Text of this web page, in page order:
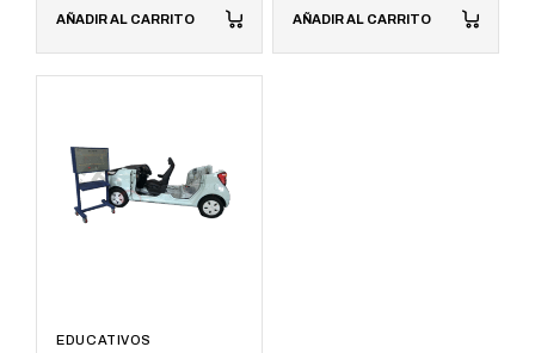
AÑADIR AL CARRITO AÑADIR AL CARRITO
EDUCATIVOS